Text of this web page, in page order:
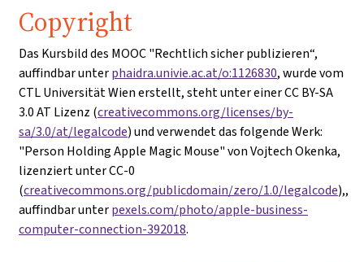
Copyright
Das Kursbild des MOOC "Rechtlich sicher publizieren“,
auffindbar unterphaidra.univie.ac.at/o:1126830, wurde vom
CTL Universität Wien erstellt, steht unter einer CC BY-SA
3.0 AT Lizenz (creativecommons.org/licenses/by-
sa/3.0/at/legalcode) und verwendet das folgende Werk:
"Person Holding Apple Magic Mouse" von Vojtech Okenka,
lizenziert unter CC-0
(creativecommons.org/publicdomain/zero/1.0/legalcode),,
auffindbar unterpexels.com/photo/apple-business-
computer-connection-392018.